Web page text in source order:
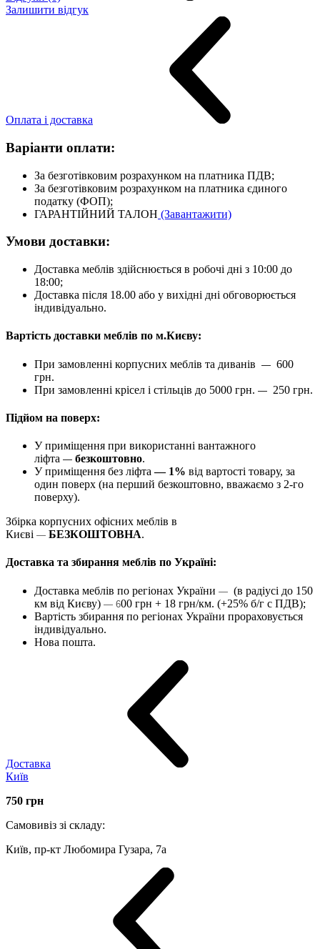
Залишити відгук
Оплата і доставка
Варіанти оплати:
За безготівковим розрахунком на платника ПДВ;
За безготівковим розрахунком на платника єдиного
податку (ФОП);
ГАРАНТІЙНИЙ ТАЛОН (Завантажити)
Умови доставки:
Доставка меблів здійснюється в робочі дні з 10:00 до
18:00;
Доставка після 18.00 або у вихідні дні обговорюється
індивідуально.
Вартість доставки меблів по м.Києву:
При замовленні корпусних меблів та диванів — 600
грн.
При замовленні крісел і стільців до 5000 грн. — 250 грн.
Підйом на поверх:
У приміщення при використанні вантажного
ліфта — безкоштовно.
У приміщення без ліфта— 1% від вартості товару, за
один поверх (на перший безкоштовно, вважаємо з 2-го
поверху).
Збірка корпусних офісних меблів в
Києві — БЕЗКОШТОВНА.
Доставка та збирання меблів по Україні:
Доставка меблів по регіонах України — (в радіусі до 150
км від Києву) — 600 грн + 18 грн/км. (+25% б/г с ПДВ);
Вартість збирання по регіонах України прораховується
індивідуально.
Нова пошта.
Доставка
Київ
750 грн
Самовивіз зі складу:
Київ, пр-кт Любомира Гузара, 7а